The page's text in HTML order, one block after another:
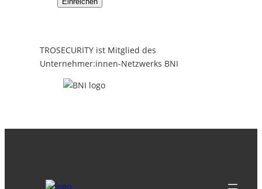
TROSECURITY ist Mitglied des
Unternehmer:innen-Netzwerks BNI